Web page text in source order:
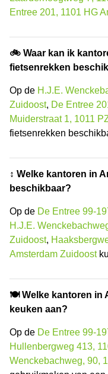
Entree 201, 1101 HG
🚲 Waar kan ik
fietsenrekken
Op de H.J.E.
Zuidoost, De Entree
Muiderstraat 1, 1011
fietsenrekken
↕️ Welke kantoren in
beschikbaar?
Op de De Entree 99-
H.J.E.
Zuidoost,
Amsterdam Zuidoost
🍽️ Welke kantoren in
keuken aan?
Op de De Entree 99-
Hullenbergweg 413,
Wenckebachweg, 90,